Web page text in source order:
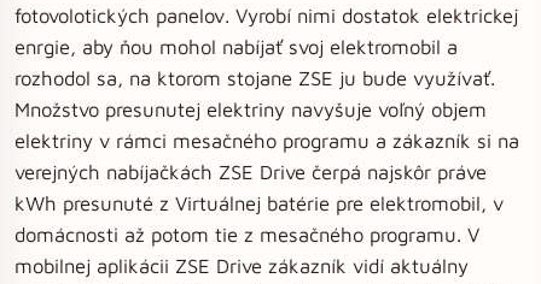
fotovolotických panelov. Vyrobí nimi dostatok elektrickej
enrgie, aby ňou mohol nabíjať svoj elektromobil a
rozhodol sa, na ktorom stojane ZSE ju bude využívať.
Množstvo presunutej elektriny navyšuje voľný objem
elektriny v rámci mesačného programu a zákazník si na
verejných nabíjačkách ZSE Drive čerpá najskôr práve
kWh presunuté z Virtuálnej batérie pre elektromobil, v
domácnosti až potom tie z mesačného programu. V
mobilnej aplikácii ZSE Drive zákazník vidí aktuálny